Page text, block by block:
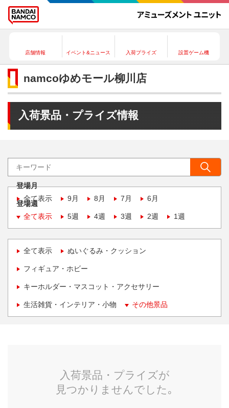
店舗情報 イベント&ニュース 入荷プライズ 設置ゲーム機
namcoゆめモール柳川店
入荷景品・プライズ情報
登場月
全て表示
9月 8月 7月 6月
登場週
全て表示
5週 4週 3週 2週 1週
全て表示 ぬいぐるみ・クッション
フィギュア・ホビー
キーホルダー・マスコット・アクセサリー
生活雑貨・インテリア・小物 その他景品